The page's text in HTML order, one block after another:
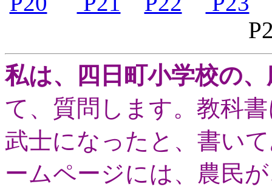
私は、四日町小学校の
て、質問します。教科
武士になったと、書い
ームページには、農民